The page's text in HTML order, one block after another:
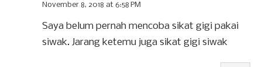
November 8, 2018 at 6:58 PM
Saya belum pernah mencoba sikat gigi pakai
siwak. Jarang ketemu juga sikat gigi siwak